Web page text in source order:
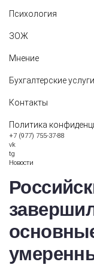
Психология
ЗОЖ
Мнение
Бухгалтерские услуги
Контакты
Политика
+7 (977) 755-37-88
vk
tg
Новости